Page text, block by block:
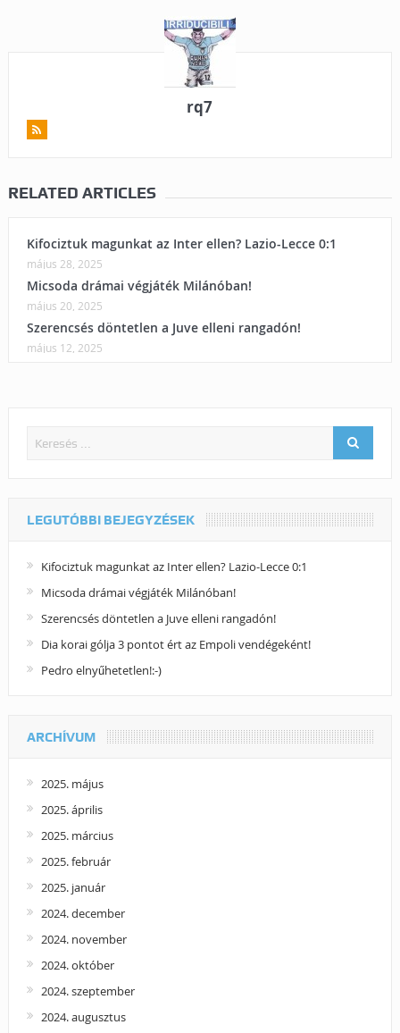
rq7
RELATED ARTICLES
Kifociztuk magunkat az Inter ellen? Lazio-Lecce 0:1
május 28, 2025
Micsoda drámai végjáték Milánóban!
május 20, 2025
Szerencsés döntetlen a Juve elleni rangadón!
május 12, 2025
LEGUTÓBBI BEJEGYZÉSEK
Kifociztuk magunkat az Inter ellen? Lazio-Lecce 0:1
Micsoda drámai végjáték Milánóban!
Szerencsés döntetlen a Juve elleni rangadón!
Dia korai gólja 3 pontot ért az Empoli vendégeként!
Pedro elnyűhetetlen!:-)
ARCHÍVUM
2025. május
2025. április
2025. március
2025. február
2025. január
2024. december
2024. november
2024. október
2024. szeptember
2024. augusztus